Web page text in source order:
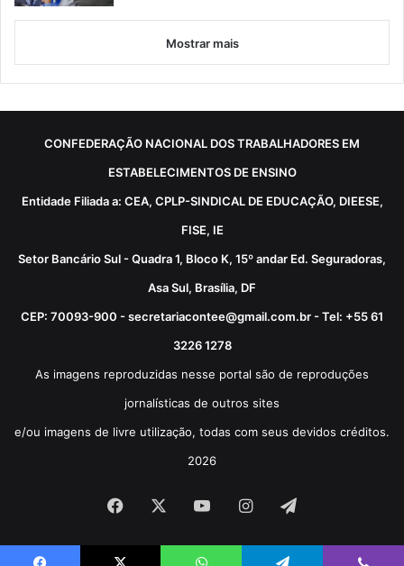
Mostrar mais
CONFEDERAÇÃO NACIONAL DOS TRABALHADORES EM
ESTABELECIMENTOS DE ENSINO
Entidade Filiada a: CEA, CPLP-SINDICAL DE EDUCAÇÃO, DIEESE,
FISE, IE
Setor Bancário Sul - Quadra 1, Bloco K, 15º andar Ed. Seguradoras,
Asa Sul, Brasília, DF
CEP: 70093-900 - secretariacontee@gmail.com.br - Tel: +55 61
3226 1278
As imagens reproduzidas nesse portal são de reproduções
jornalísticas de outros sites
e/ou imagens de livre utilização, todas com seus devidos créditos.
2026
Facebook YouTubeInstagram